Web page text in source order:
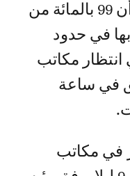
للارتفاع لاحقا، مشيرا إلى أن 99 بالمائة من
في حدود
مكاتب
في ساعة
في مكاتب